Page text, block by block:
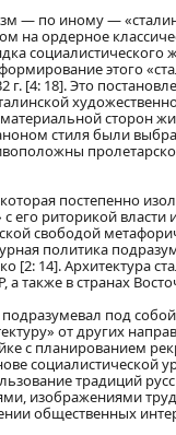
— по иному —
на ордерное
социалистического
этого
г. [4: 18]. Это
сторон
стиля были
постепенно
с его риторикой
свободой
политика
[2: 14]. Архитектура
также в странах
под
от других
с планированием
социалистической
традиций
изображениями
общественных